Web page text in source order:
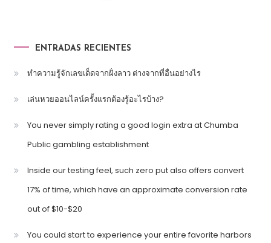
ENTRADAS RECIENTES
ทำความรู้จักเลขเด็ดจากฝั่งลาว ต่างจากที่อื่นอย่างไร
เล่นหวยออนไลน์ครั้งแรกต้องรู้อะไรบ้าง?
You never simply rating a good login extra at Chumba
Public gambling establishment
Inside our testing feel, such zero put also offers convert
17% of time, which have an approximate conversion rate
out of $10-$20
You could start to experience your entire favorite harbors